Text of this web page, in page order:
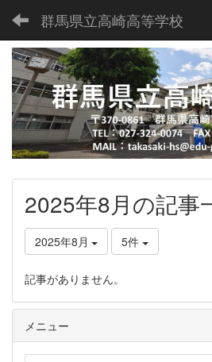
群馬県立高崎高等学校
2025年8月の記事
2025年8月 5件
記事がありません。
メニュー